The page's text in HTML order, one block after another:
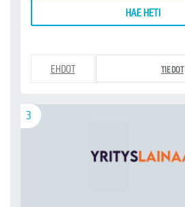
EHDOT TIEDOT
HAE HETI
3